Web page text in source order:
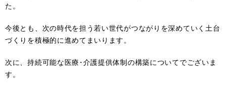
た。
今後とも、次の時代を担う若い世代がつながりを深めていく土台
づくりを積極的に進めてまいります。
次に、持続可能な医療･介護提供体制の構築についてでございま
す。